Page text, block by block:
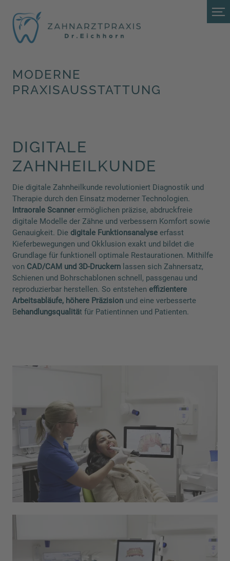
MODERNE
PRAXISAUSSTATTUNG
DIGITALE
ZAHNHEILKUNDE
Die digitale Zahnheilkunde revolutioniert Diagnostik und
Therapie durch den Einsatz moderner Technologien.
Intraorale Scannerermöglichen präzise, abdruckfreie
digitale Modelle der Zähne und verbessern Komfort sowie
Genauigkeit. Die digitale Funktionsanalyseerfasst
Kieferbewegungen und Okklusion exakt und bildet die
Grundlage für funktionell optimale Restaurationen. Mithilfe
von CAD/CAM und 3D-Druckernlassen sich Zahnersatz,
Schienen und Bohrschablonen schnell, passgenau und
reproduzierbar herstellen. So entstehen effizientere
Arbeitsabläufe, höhere Präzisionund eine verbesserte
Behandlungsqualität für Patientinnen und Patienten.